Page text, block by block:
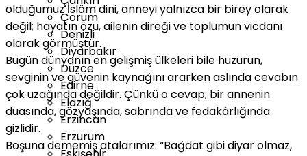
Çorum
Denizli
Diyarbakır
Düzce
Edirne
Elazığ
Erzincan
Erzurum
olduğumuz İslâm dini, anneyi yalnızca bir birey olarak
değil; hayatın özü, ailenin direği ve toplumun vicdanı
olarak görmüştür.
Bugün dünyanın en gelişmiş ülkeleri bile huzurun,
sevginin ve güvenin kaynağını ararken aslında cevabın
çok uzağında değildir. Çünkü o cevap; bir annenin
duasında, gözyaşında, sabrında ve fedakârlığında
gizlidir.
Boşuna dememiş atalarımız: “Bağdat gibi diyar olmaz,